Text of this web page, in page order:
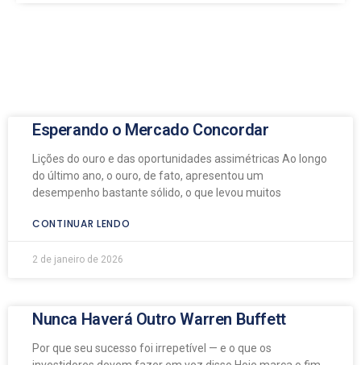
Esperando o Mercado Concordar
Lições do ouro e das oportunidades assimétricas Ao longo
do último ano, o ouro, de fato, apresentou um
desempenho bastante sólido, o que levou muitos
CONTINUAR LENDO
2 de janeiro de 2026
Nunca Haverá Outro Warren Buffett
Por que seu sucesso foi irrepetível — e o que os